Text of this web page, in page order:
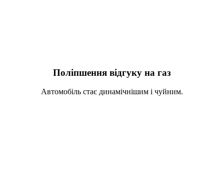
Поліпшення відгуку на газ
Автомобіль стає динамічнішим і чуйним.